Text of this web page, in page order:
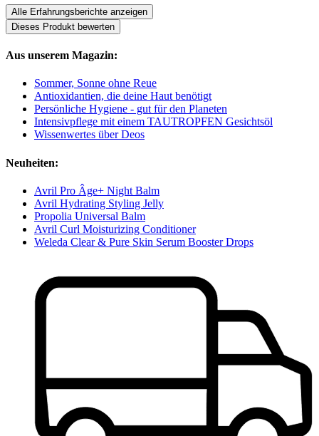
Alle Erfahrungsberichte anzeigen
Dieses Produkt bewerten
Aus unserem Magazin:
Sommer, Sonne ohne Reue
Antioxidantien, die deine Haut benötigt
Persönliche Hygiene - gut für den Planeten
Intensivpflege mit einem TAUTROPFEN Gesichtsöl
Wissenwertes über Deos
Neuheiten:
Avril Pro Âge+ Night Balm
Avril Hydrating Styling Jelly
Propolia Universal Balm
Avril Curl Moisturizing Conditioner
Weleda Clear & Pure Skin Serum Booster Drops